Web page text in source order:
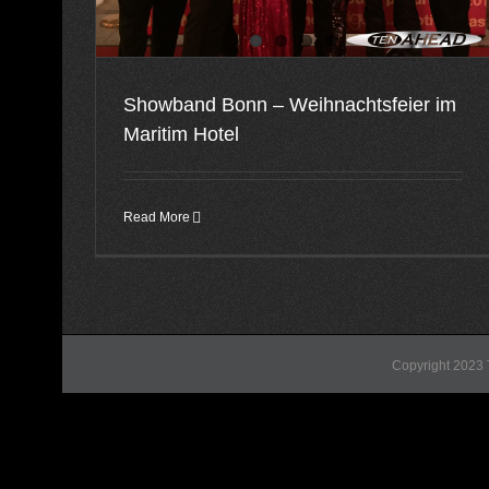
Showband Bonn – Weihnachtsfeier im
Maritim Hotel
Read More
Copyright 2023